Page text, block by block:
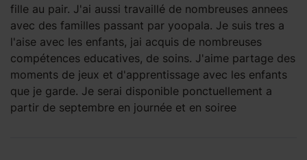
fille au pair. J'ai aussi travaillé de nombreuses annees
avec des familles passant par yoopala. Je suis tres a
l'aise avec les enfants, jai acquis de nombreuses
compétences educatives, de soins. J'aime partage des
moments de jeux et d'apprentissage avec les enfants
que je garde. Je serai disponible ponctuellement a
partir de septembre en journée et en soiree